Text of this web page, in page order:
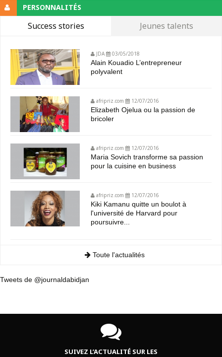
PERSONNALITÉS
Success stories Jeunes talents
JDA 03/05/2018
Alain Kouadio L’entrepreneur
polyvalent
afripriz.com 12/07/2016
Elizabeth Ojelua ou la passion de
bricoler
afripriz.com 12/07/2016
Maria Sovich transforme sa passion
pour la cuisine en business
afripriz.com 12/07/2016
Kiki Kamanu quitte un boulot à
l'université de Harvard pour
poursuivre...
Toute l'actualités
Tweets de @journaldabidjan
SUIVEZ L’ACTUALITÉ SUR LES